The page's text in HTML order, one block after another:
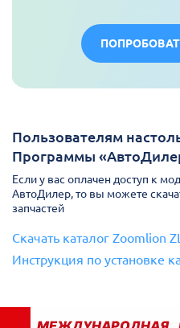
Пользователям
Программы
Если у вас оплачен доступ к
АвтоДилер, то вы можете
запчастей
Скачать каталог Zoomlion
Инструкция по установке